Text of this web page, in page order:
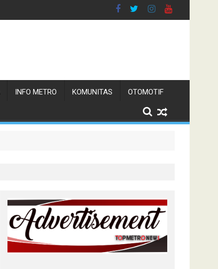
INFO METRO KOMUNITAS OTOMOTIF